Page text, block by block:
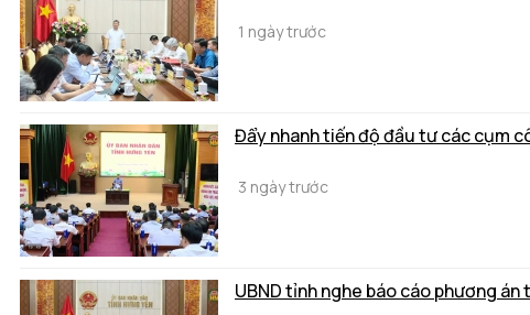
1 ngày trước
Đẩy nhanh tiến độ đầu tư các cụm
3 ngày trước
UBND tỉnh nghe báo cáo phương